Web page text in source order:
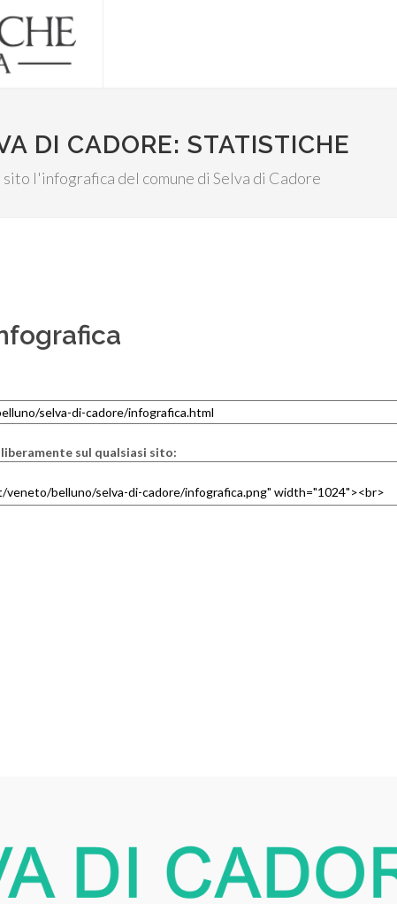
DI CADORE: STATISTICHE
l'infografica del comune di Selva di Cadore
sul qualsiasi sito: